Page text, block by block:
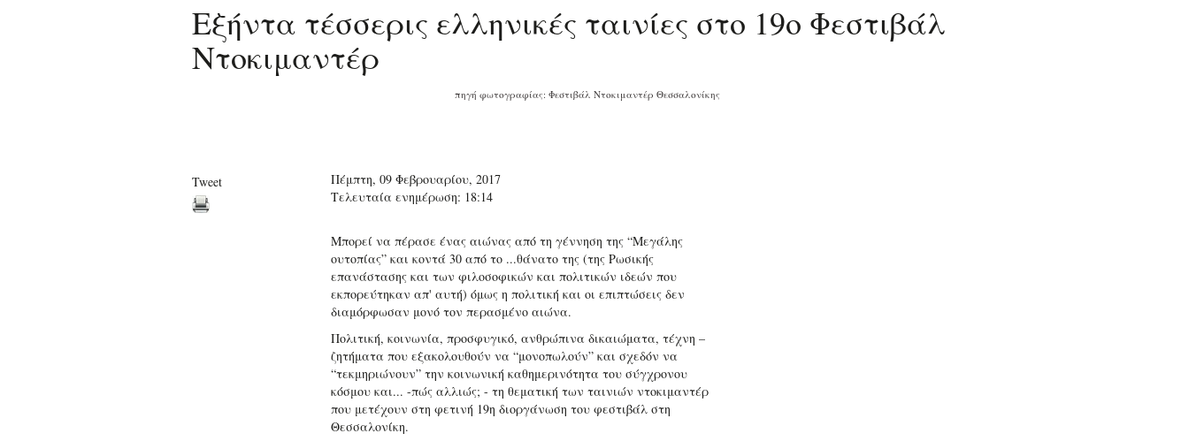
Eξήντα τέσσερις ελληνικές ταινίες στο 19ο Φεστιβάλ
Ντοκιμαντέρ
πηγή φωτογραφίας: Φεστιβάλ Ντοκιμαντέρ Θεσσαλονίκης
Tweet
Πέμπτη, 09 Φεβρουαρίου, 2017
Τελευταία ενημέρωση: 18:14
Μπορεί να πέρασε ένας αιώνας από τη γέννηση της “Μεγάλης
ουτοπίας” και κοντά 30 από το ...θάνατο της (της Ρωσικής
επανάστασης και των φιλοσοφικών και πολιτικών ιδεών που
εκπορεύτηκαν απ' αυτή) όμως η πολιτική και οι επιπτώσεις δεν
διαμόρφωσαν μονό τον περασμένο αιώνα.
Πολιτική, κοινωνία, προσφυγικό, ανθρώπινα δικαιώματα, τέχνη –
ζητήματα που εξακολουθούν να “μονοπωλούν” και σχεδόν να
“τεκμηριώνουν” την κοινωνική καθημερινότητα του σύγχρονου
κόσμου και... -πώς αλλιώς; - τη θεματική των ταινιών ντοκιμαντέρ
που μετέχουν στη φετινή 19η διοργάνωση του φεστιβάλ στη
Θεσσαλονίκη.